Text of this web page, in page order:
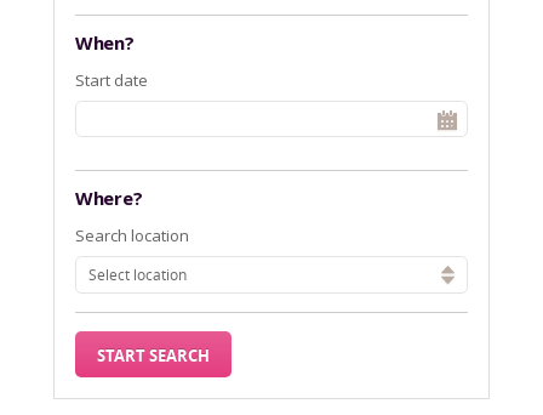
When?
Start date
Where?
Search location
Select location